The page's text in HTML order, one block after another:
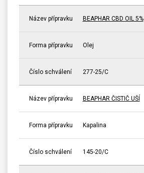
Název přípravku BEAPHAR CBD OIL 5%
Forma přípravku Olej
Číslo schválení 277-25/C
Název přípravku BEAPHAR ČISTIČ UŠÍ
Forma přípravku Kapalina
Číslo schválení 145-20/C